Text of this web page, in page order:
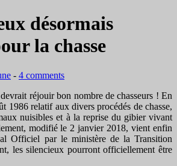
désormais
la chasse
- 4 comments
réjouir bon nombre de chasseurs ! En
1986 relatif aux divers procédés de chasse,
nuisibles et à la reprise du gibier vivant
modifié le 2 janvier 2018, vient enfin
Officiel par le ministère de la Transition
les silencieux pourront officiellement être